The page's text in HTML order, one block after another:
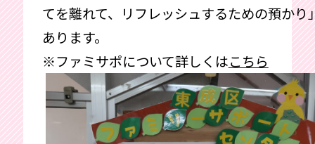
てを離れて、リフレッシュするための預かり
あります。
※ファミサポについて詳しくはこちら